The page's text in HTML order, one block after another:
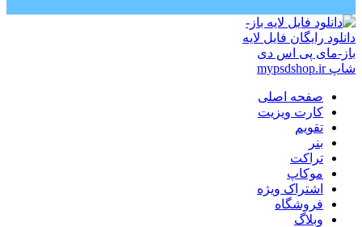
صفحه اصلی
کارت ویزیت
تقویم
بنر
تراکت
موکاپ
اشتراک ویژه
فروشگاه
وبلاگ